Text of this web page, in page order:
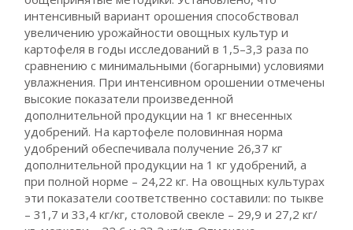
интенсивный вариант орошения способствовал
увеличению урожайности овощных культур и
картофеля в годы исследований в 1,5–3,3 раза по
сравнению с минимальными (богарными) условиями
увлажнения. При интенсивном орошении отмечены
высокие показатели произведенной
дополнительной продукции на 1 кг внесенных
удобрений. На картофеле половинная норма
удобрений обеспечивала получение 26,37 кг
дополнительной продукции на 1 кг удобрений, а
при полной норме – 24,22 кг. На овощных культурах
эти показатели соответственно составили: по тыкве
– 31,7 и 33,4 кг/кг, столовой свекле – 29,9 и 27,2 кг/